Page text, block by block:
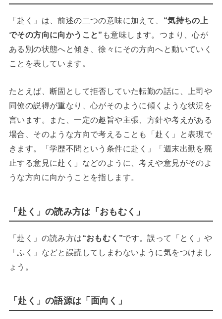
「赴く」は、前述の二つの意味に加えて、 “気持ちの上
でその方向に向かうこと” も意味します。つまり、心が
ある別の状態へと傾き、徐々にその方向へと動いていく
ことを表しています。
たとえば、断固として拒否していた転勤の話に、上司や
同僚の説得が重なり、心がそのように傾くような状況を
言います。また、一定の趣旨や主張、方針や考えがある
場合、そのような方向で考えることも「赴く」と表現で
きます。
「学歴不問という条件に赴く」「週末出勤を廃
止する意見に赴く」などのように、考えや意見がそのよ
うな方向に向かうことを指します。
「赴く」の読み方は「おもむく」
「赴く」の読み方は“おもむく”です。誤って「とく」や
「ふく」などと誤読してしまわないように気をつけまし
ょう。
「赴く」の語源は「面向く」